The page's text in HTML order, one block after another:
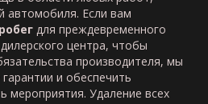
автомобиля. Если вам
для преждевременного
центра, чтобы
производителя, мы
и обеспечить
мероприятия. Удаление всех